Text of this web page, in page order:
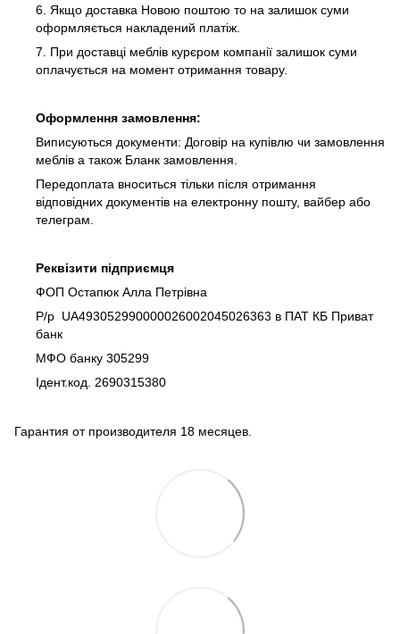
6. Якщо доставка Новою поштою то на залишок суми
оформляється накладений платіж.
7. При доставці меблів курєром компанії залишок суми
оплачується на момент отримання товару.
Оформлення замовлення:
Виписуються документи: Договір на купівлю чи замовлення
меблів а також Бланк замовлення.
Передоплата вноситься тільки після отримання
відповідних документів на електронну пошту, вайбер або
телеграм.
Реквізити підприємця
ФОП Остапюк Алла Петрівна
Р/р UA493052990000026002045026363 в ПАТ КБ Приват
банк
МФО банку 305299
Ідент.код. 2690315380
Гарантия от производителя 18 месяцев.